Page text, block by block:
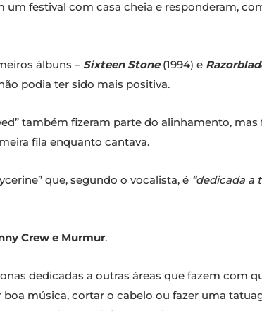
um festival com casa cheia e responderam,
álbuns – Sixteen Stone (1994) e
podia ter sido mais positiva.
também fizeram parte do alinhamento, mas
fila enquanto cantava.
que, segundo o vocalista, é “dedicada a
Crew e Murmur.
dedicadas a outras áreas que fazem com
música, cortar o cabelo ou fazer uma